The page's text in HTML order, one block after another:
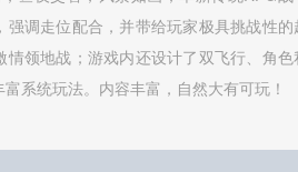
强调走位配合，并带给玩家极具挑战性的
情领地战；游戏内还设计了双飞行、角色
系统玩法。内容丰富，自然大有可玩！